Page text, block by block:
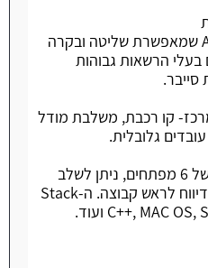
אבטחת זהויות המבוססת AI שמאפשרת שליטה ובקרה
הרשאות גבוהות
סייבר.
קו רכבת, משלבת מודל
גלובלית.
מהות התפקיד: ניהול צוות של 6 מפתחים, ניתן לשלב
Hands On בהתאם לרצון. דיווח לראש קבוצה. ה-Stack